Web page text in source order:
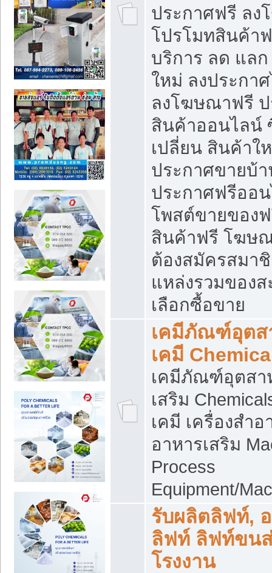
ประกาศฟรี ล
โปรโมทสินค้า
บริการ ลด แล
ใหม่ ลงประกา
ลงโฆษณาฟรี
สินค้าออนไลน์
เปลี่ยน สินค้าใ
ประกาศขายบ้
ประกาศฟรีออ
โพสต์ขายของ
สินค้าฟรี โฆษ
ต้องสมัครสมา
แหล่งรวมของ
เลือกซื้อขาย
เคมีภัณฑ์อุตส
เคมี
เคมีภัณฑ์อุตสา
เสริม
เคมี เครื่องสำ
อาหารเสริม
Process
Equipment/
รับผลิตลิฟท์,
ลิฟท์ ลิฟท์ขน
โรงงาน